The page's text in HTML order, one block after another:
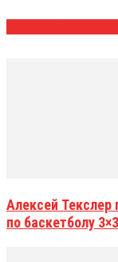
Алексей
по баскетболу 3×3